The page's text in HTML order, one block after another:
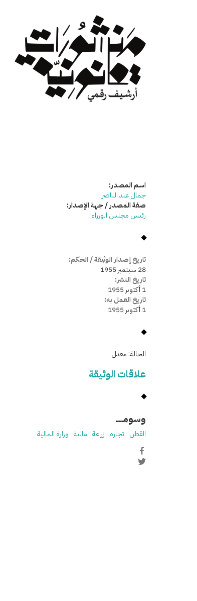
اسم المصدر:
جمال عبد الناصر
صفة المصدر / جهة الإصدار:
رئيس مجلس الوزراء
تاريخ إصدار الوثيقة / الحكم:
28 سبتمبر 1955
تاريخ النشر:
1 أكتوبر 1955
تاريخ العمل به:
1 أكتوبر 1955
الحالة: معدل
علاقات الوثيقة
وسومـــــ
القطن تجارة زراعة مالية وزارة المالية